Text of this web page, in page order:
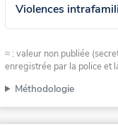
Violences
≈ : valeur non publiée
enregistrée par la police et
Méthodologie